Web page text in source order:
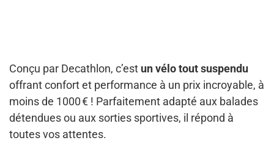
Conçu par Decathlon, c’est un vélo tout suspendu
offrant confort et performance à un prix incroyable, à
moins de 1000 € ! Parfaitement adapté aux balades
détendues ou aux sorties sportives, il répond à
toutes vos attentes.